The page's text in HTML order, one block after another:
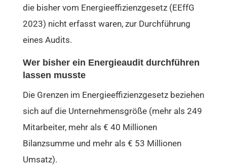
die bisher vom Energieeffizienzgesetz (EEffG
2023) nicht erfasst waren, zur Durchführung
eines Audits.
Wer bisher ein Energieaudit durchführen
lassen musste
Die Grenzen im Energieeffizienzgesetz beziehen
sich auf die Unternehmensgröße (mehr als 249
Mitarbeiter, mehr als € 40 Millionen
Bilanzsumme und mehr als € 53 Millionen
Umsatz).